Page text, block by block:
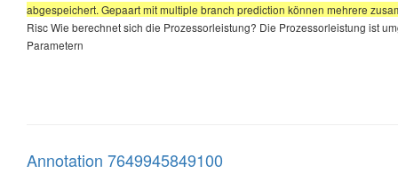
abgespeichert. Gepaart mit multiple branch prediction können mehrere
Risc Wie berechnet sich die Prozessorleistung? Die Prozessorleistung ist
Parametern
Annotation 7649945849100